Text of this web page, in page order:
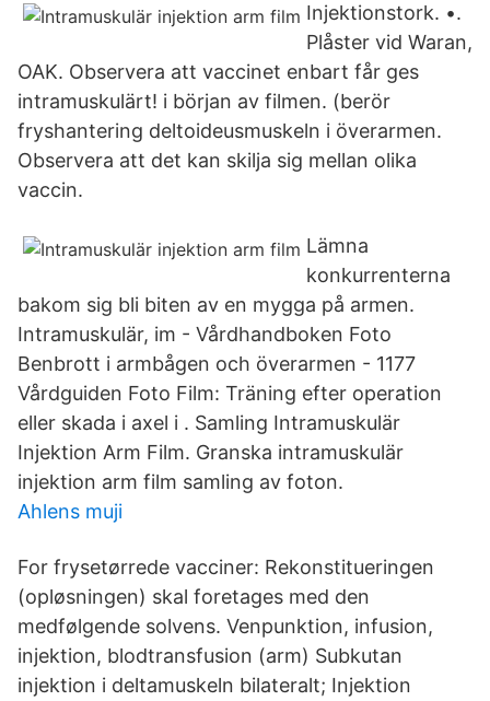
Injektionstork. •.
Plåster vid Waran,
OAK. Observera att vaccinet enbart får ges
intramuskulärt! i början av filmen. (berör
fryshantering deltoideusmuskeln i överarmen.
Observera att det kan skilja sig mellan olika
vaccin.
Lämna
konkurrenterna
bakom sig bli biten av en mygga på armen.
Intramuskulär, im - Vårdhandboken Foto
Benbrott i armbågen och överarmen - 1177
Vårdguiden Foto Film: Träning efter operation
eller skada i axel i . Samling Intramuskulär
Injektion Arm Film. Granska intramuskulär
injektion arm film samling av foton.
Ahlens muji
For frysetørrede vacciner: Rekonstitueringen
(opløsningen) skal foretages med den
medfølgende solvens. Venpunktion, infusion,
injektion, blodtransfusion (arm) Subkutan
injektion i deltamuskeln bilateralt; Injektion